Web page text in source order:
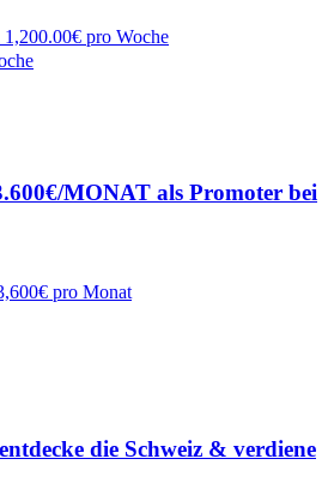
pro Woche
MONAT als Promoter bei
pro Monat
die Schweiz & verdiene